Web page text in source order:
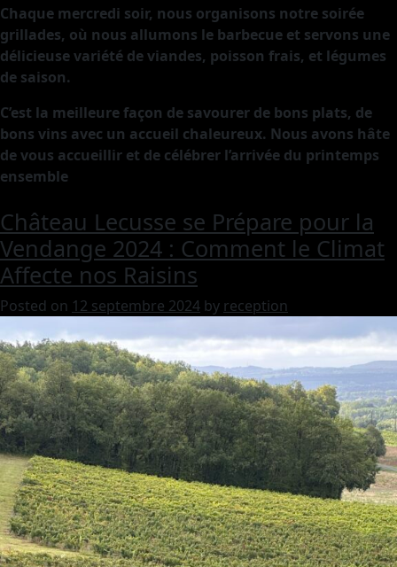
Chaque mercredi soir, nous organisons notre soirée
grillades, où nous allumons le barbecue et servons une
délicieuse variété de viandes, poisson frais, et légumes
de saison.
C’est la meilleure façon de savourer de bons plats, de
bons vins avec un accueil chaleureux. Nous avons hâte
de vous accueillir et de célébrer l’arrivée du printemps
ensemble
Château Lecusse se Prépare pour la
Vendange 2024 : Comment le Climat
Affecte nos Raisins
Posted on 12 septembre 2024 by reception